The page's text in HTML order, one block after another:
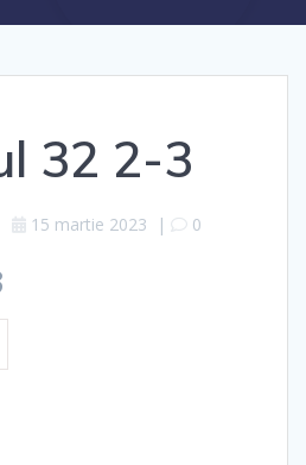
32 2-3
15 martie 2023 | 0